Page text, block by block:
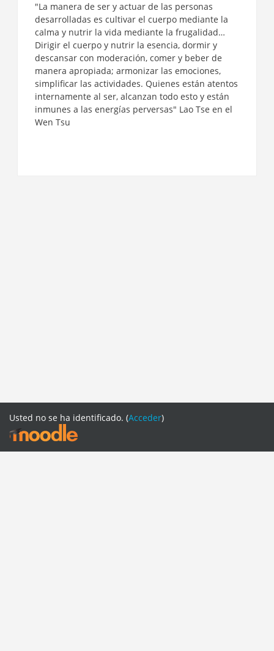
"La manera de ser y actuar de las personas
desarrolladas es cultivar el cuerpo mediante la
calma y nutrir la vida mediante la frugalidad…
Dirigir el cuerpo y nutrir la esencia, dormir y
descansar con moderación, comer y beber de
manera apropiada; armonizar las emociones,
simplificar las actividades. Quienes están atentos
internamente al ser, alcanzan todo esto y están
inmunes a las energías perversas" Lao Tse en el
Wen Tsu
Usted no se ha identificado. (Acceder)